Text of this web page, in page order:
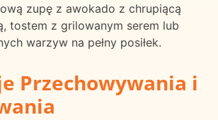
zupę z awokado z chrupiącą
tostem z grilowanym serem lub
warzyw na pełny posiłek.
Przechowywania i